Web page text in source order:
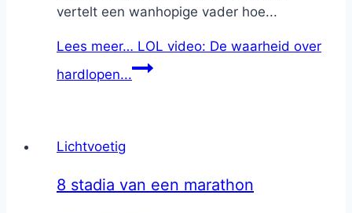
vertelt een wanhopige vader hoe...
Lees meer… LOL video: De waarheid over
hardlopen...
Lichtvoetig
8 stadia van een marathon